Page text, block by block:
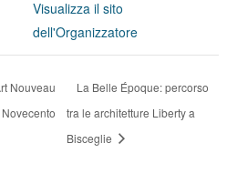
Visualizza il sito
dell'Organizzatore
Nouveau
La Belle Époque: percorso
tra le architetture Liberty a
Bisceglie